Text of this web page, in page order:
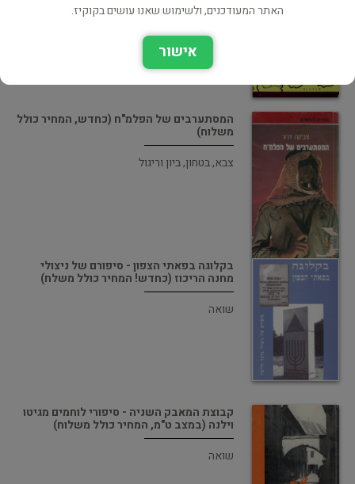
שואה
המסתערבים של הפלמ"ח (כחדש, המחיר כולל
משלוח)
צבא, בטחון, ביון וריגול
בקלוגה בפאתי הצפון - סיפורם של ניצולי
מחנה הריכוז (כחדש! המחיר כולל משלח)
שואה
קבוצת המאבק השניה - סיפורי לוחמים מגיטו
וילנה (במצב ט"מ, המחיר כולל משלוח)
שואה
האתר המעודכנים, ולשימוש שאנו עושים בקוקיז.
אישור